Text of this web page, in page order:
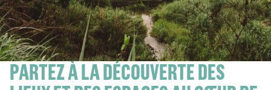
PARTEZ À LA DÉCOUVERTE DES